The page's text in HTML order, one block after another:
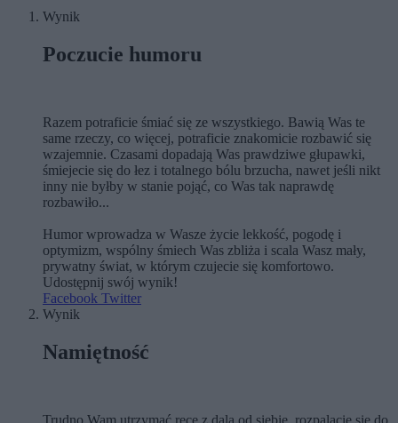
Wynik
Poczucie humoru
Razem potraficie śmiać się ze wszystkiego. Bawią Was te
same rzeczy, co więcej, potraficie znakomicie rozbawić się
wzajemnie. Czasami dopadają Was prawdziwe głupawki,
śmiejecie się do łez i totalnego bólu brzucha, nawet jeśli nikt
inny nie byłby w stanie pojąć, co Was tak naprawdę
rozbawiło...
Humor wprowadza w Wasze życie lekkość, pogodę i
optymizm, wspólny śmiech Was zbliża i scala Wasz mały,
prywatny świat, w którym czujecie się komfortowo.
Udostępnij swój wynik!
Facebook Twitter
Wynik
Namiętność
Trudno Wam utrzymać ręce z dala od siebie, rozpalacie się do